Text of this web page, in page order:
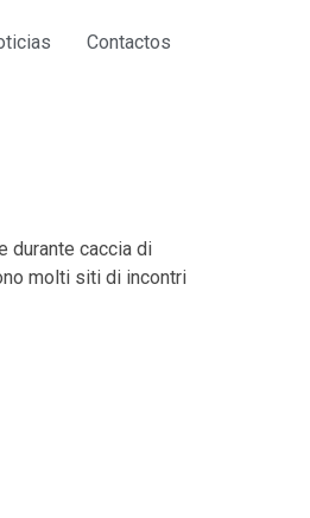
Contactos
durante caccia di
molti siti di incontri